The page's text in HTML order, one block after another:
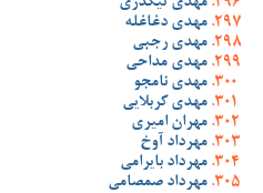
مهدی تیکدری
مهدی دغاغله
مهدی رجبی
مهدی مداحی
مهدی نامجو
مهدی کربلایی
مهران امیری
مهرداد آوخ
مهرداد بایرامی
مهرداد صمصامی